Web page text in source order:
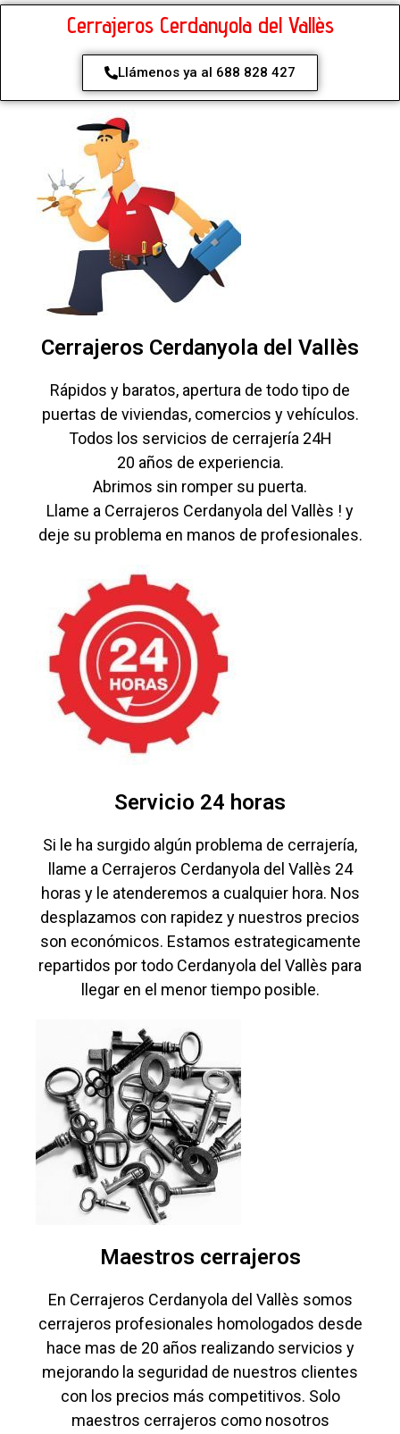
Cerrajeros Cerdanyola del Vallès
Llámenos ya al 688 828 427
Cerrajeros Cerdanyola del Vallès
Rápidos y baratos, apertura de todo tipo de
puertas de viviendas, comercios y vehículos.
Todos los servicios de cerrajería 24H
20 años de experiencia.
Abrimos sin romper su puerta.
Llame a Cerrajeros Cerdanyola del Vallès ! y
deje su problema en manos de profesionales.
Servicio 24 horas
Si le ha surgido algún problema de cerrajería,
llame a Cerrajeros Cerdanyola del Vallès 24
horas y le atenderemos a cualquier hora. Nos
desplazamos con rapidez y nuestros precios
son económicos. Estamos estrategicamente
repartidos por todo Cerdanyola del Vallès para
llegar en el menor tiempo posible.
Maestros cerrajeros
En Cerrajeros Cerdanyola del Vallès somos
cerrajeros profesionales homologados desde
hace mas de 20 años realizando servicios y
mejorando la seguridad de nuestros clientes
con los precios más competitivos. Solo
maestros cerrajeros como nosotros